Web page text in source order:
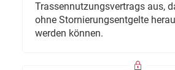
Trassennutzungsvertrags aus,
ohne Stornierungsentgelte
werden können.